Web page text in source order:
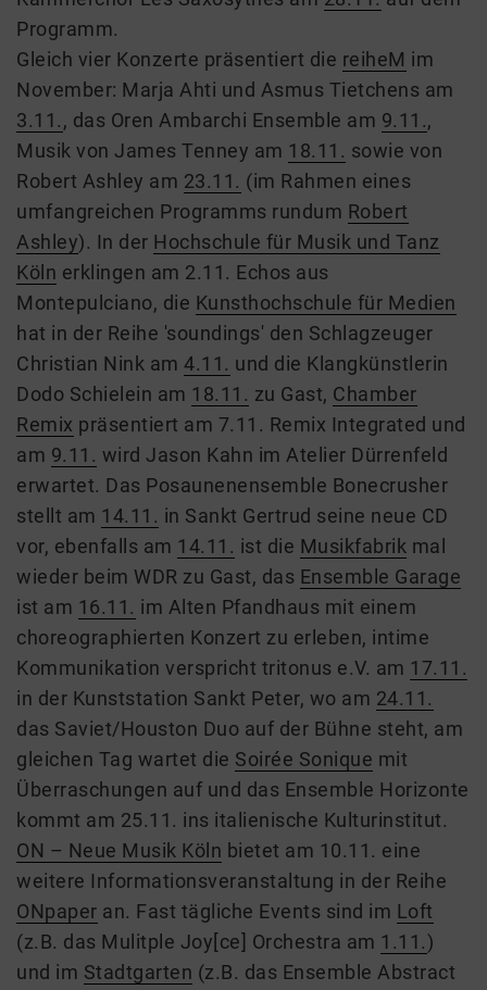
Programm.
Gleich vier Konzerte präsentiert die reiheM im
November: Marja Ahti und Asmus Tietchens am
3.11., das Oren Ambarchi Ensemble am 9.11.,
Musik von James Tenney am 18.11. sowie von
Robert Ashley am 23.11. (im Rahmen eines
umfangreichen Programms rundum Robert
Ashley). In der Hochschule für Musik und Tanz
Köln erklingen am 2.11. Echos aus
Montepulciano, die Kunsthochschule für Medien
hat in der Reihe 'soundings' den Schlagzeuger
Christian Nink am 4.11. und die Klangkünstlerin
Dodo Schielein am 18.11. zu Gast, Chamber
Remix präsentiert am 7.11. Remix Integrated und
am 9.11. wird Jason Kahn im Atelier Dürrenfeld
erwartet. Das Posaunenensemble Bonecrusher
stellt am 14.11. in Sankt Gertrud seine neue CD
vor, ebenfalls am 14.11. ist die Musikfabrik mal
wieder beim WDR zu Gast, das Ensemble Garage
ist am 16.11. im Alten Pfandhaus mit einem
choreographierten Konzert zu erleben, intime
Kommunikation verspricht tritonus e.V. am 17.11.
in der Kunststation Sankt Peter, wo am 24.11.
das Saviet/Houston Duo auf der Bühne steht, am
gleichen Tag wartet die Soirée Sonique mit
Überraschungen auf und das Ensemble Horizonte
kommt am 25.11. ins italienische Kulturinstitut.
ON – Neue Musik Köln bietet am 10.11. eine
weitere Informationsveranstaltung in der Reihe
ONpaper an. Fast tägliche Events sind im Loft
(z.B. das Mulitple Joy[ce] Orchestra am 1.11.)
und im Stadtgarten (z.B. das Ensemble Abstract